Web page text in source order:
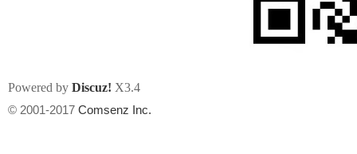
Powered by Discuz! X3.4
© 2001-2017 Comsenz Inc.